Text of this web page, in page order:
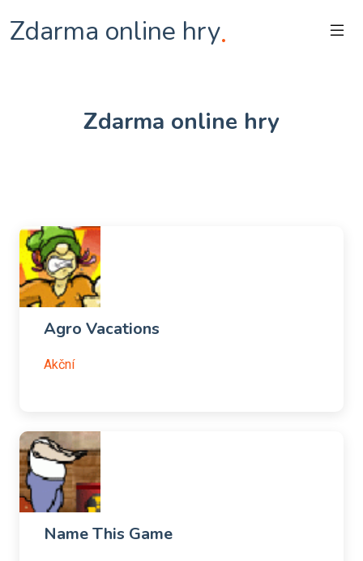
Zdarma online hry.
Zdarma online hry
Agro Vacations
Akční
Name This Game